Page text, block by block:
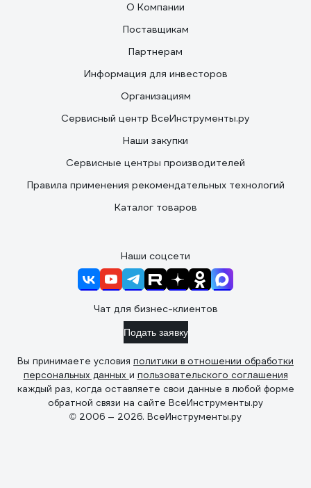
О Компании
Поставщикам
Партнерам
Информация для инвесторов
Организациям
Сервисный центр ВсеИнструменты.ру
Наши закупки
Сервисные центры производителей
Правила применения рекомендательных технологий
Каталог товаров
Наши соцсети
Чат для бизнес-клиентов
Подать заявку
Вы принимаете условия политики в отношении обработки
персональных данных и пользовательского соглашения
каждый раз, когда оставляете свои данные в любой форме
обратной связи на сайте ВсеИнструменты.ру
© 2006 — 2026. ВсеИнструменты.ру